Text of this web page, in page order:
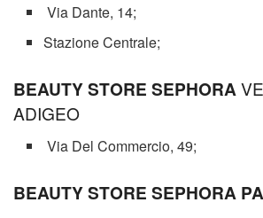
Via Dante, 14;
Stazione Centrale;
BEAUTY STORE SEPHORA
ADIGEO
Via Del Commercio, 49;
BEAUTY STORE SEPHORA